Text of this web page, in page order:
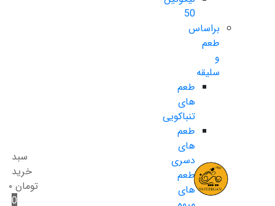
50
براساس
طعم
و
سلیقه
طعم
های
تنباکویی
طعم
های
دسری
طعم
های
سبد
خرید
تومان ۰
0